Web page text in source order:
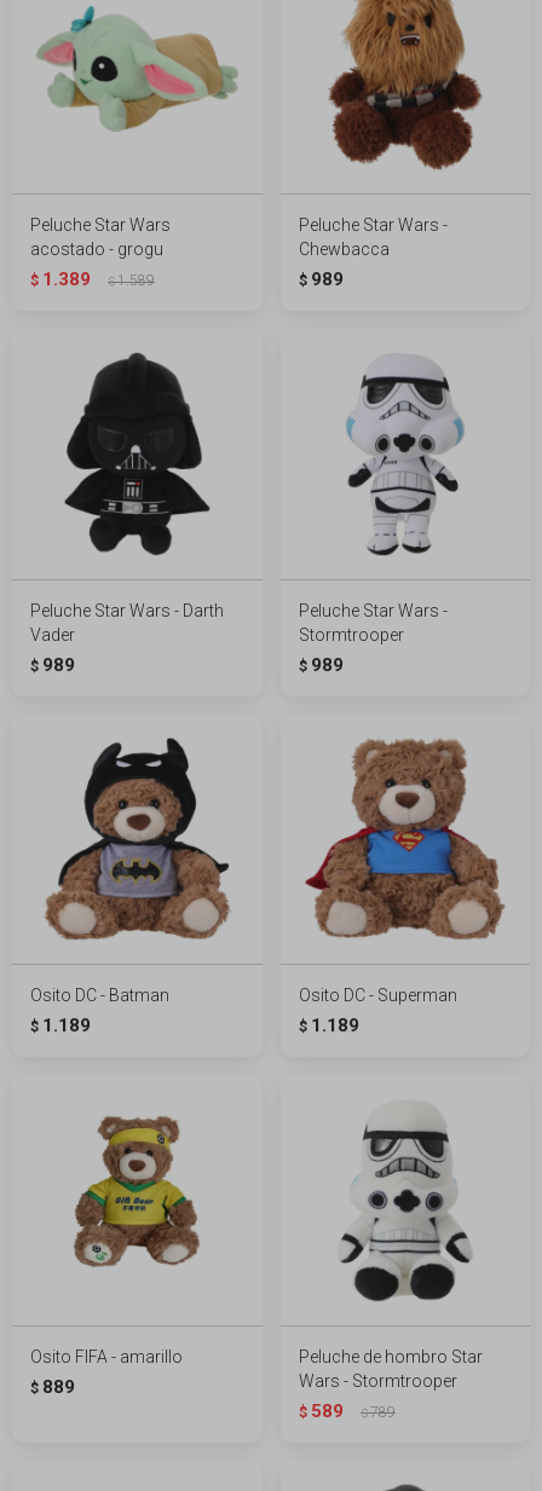
Peluche Star Wars
acostado - grogu
$ 1.389 $1.589
Peluche Star Wars -
Chewbacca
$ 989
Peluche Star Wars - Darth
Vader
$ 989
Peluche Star Wars -
Stormtrooper
$ 989
Osito DC - Batman
$ 1.189
Osito DC - Superman
$ 1.189
Osito FIFA - amarillo
$ 889
Peluche de hombro Star
Wars - Stormtrooper
$ 589 $789